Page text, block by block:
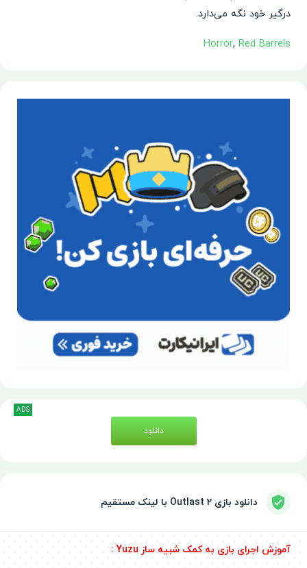
درگیر خود نگه می‌دارد.
Horror, Red Barrels
دانلود
ADS
دانلود بازی Outlast 2 با لینک مستقیم
آموزش اجرای بازی به کمک شبیه ساز Yuzu :